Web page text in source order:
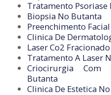
Tratamento Psoriase
Biopsia No Butanta
Preenchimento
Clinica De
Laser Co2
Tratamento A Laser
Criocirurgia
Butanta
Clinica De Estetica